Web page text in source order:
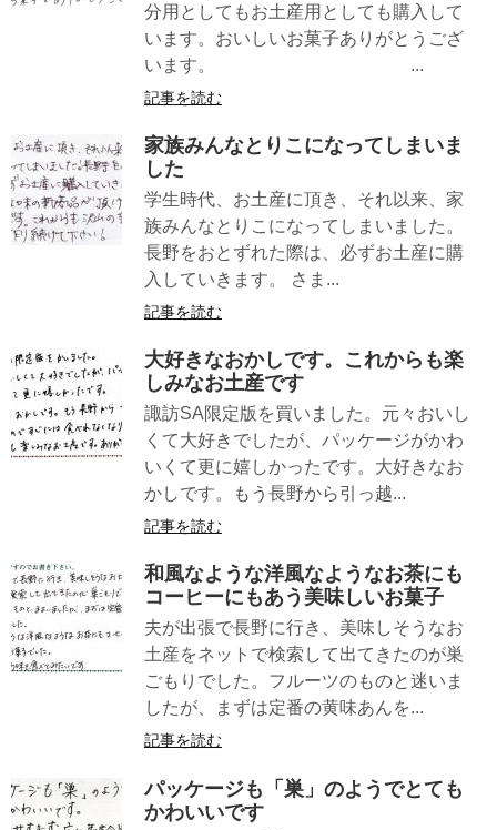
分用としてもお土産用としても購入して
います。おいしいお菓子ありがとうござ
います。 ...
記事を読む
家族みんなとりこになってしまいま
した
学生時代、お土産に頂き、それ以来、家
族みんなとりこになってしまいました。
長野をおとずれた際は、必ずお土産に購
入していきます。 さま...
記事を読む
大好きなおかしです。これからも楽
しみなお土産です
諏訪SA限定版を買いました。元々おいし
くて大好きでしたが、パッケージがかわ
いくて更に嬉しかったです。大好きなお
かしです。もう長野から引っ越...
記事を読む
和風なような洋風なようなお茶にも
コーヒーにもあう美味しいお菓子
夫が出張で長野に行き、美味しそうなお
土産をネットで検索して出てきたのが巣
ごもりでした。フルーツのものと迷いま
したが、まずは定番の黄味あんを...
記事を読む
パッケージも「巣」のようでとても
かわいいです